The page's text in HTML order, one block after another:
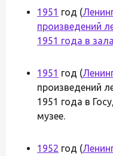
1951 год (
произведений
1951 года в
1951 год (
произведений
1951 года в
музее.
1952 год (